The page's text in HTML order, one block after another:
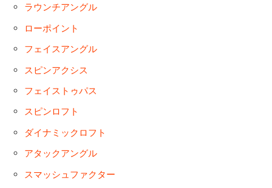
ラウンチアングル
ローポイント
フェイスアングル
スピンアクシス
フェイストゥパス
スピンロフト
ダイナミックロフト
アタックアングル
スマッシュファクター